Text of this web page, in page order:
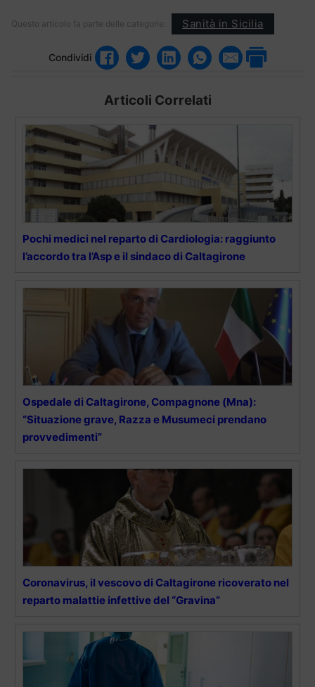
Questo articolo fa parte delle categorie: Sanità in Sicilia
Condividi
Articoli Correlati
Pochi medici nel reparto di Cardiologia: raggiunto
l’accordo tra l’Asp e il sindaco di Caltagirone
Ospedale di Caltagirone, Compagnone (Mna):
“Situazione grave, Razza e Musumeci prendano
provvedimenti”
Coronavirus, il vescovo di Caltagirone ricoverato nel
reparto malattie infettive del “Gravina”